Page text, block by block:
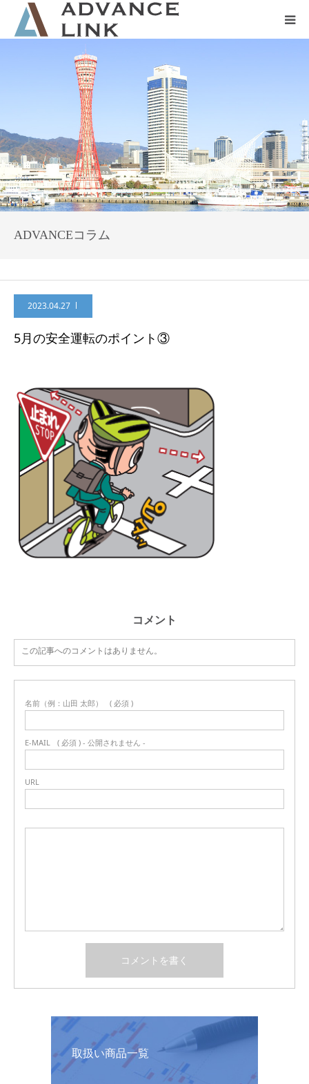
ADVANCEコラム
2023.04.27
5月の安全運転のポイント③
コメント
この記事へのコメントはありません。
名前（例：山田 太郎） ( 必須 )
E-MAIL ( 必須 ) - 公開されません -
URL
取扱い商品一覧
会社概要
ネット保険
事業保険